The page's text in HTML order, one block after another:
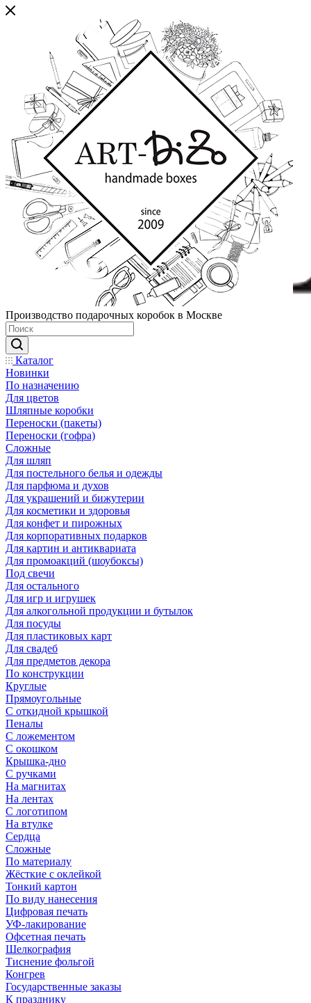
Производство подарочных коробок в Москве
Каталог
Новинки
По назначению
Для цветов
Шляпные коробки
Переноски (пакеты)
Переноски (гофра)
Сложные
Для шляп
Для постельного белья и одежды
Для парфюма и духов
Для украшений и бижутерии
Для косметики и здоровья
Для конфет и пирожных
Для корпоративных подарков
Для картин и антиквариата
Для промоакций (шоубоксы)
Под свечи
Для остального
Для игр и игрушек
Для алкогольной продукции и бутылок
Для посуды
Для пластиковых карт
Для свадеб
Для предметов декора
По конструкции
Круглые
Прямоугольные
С откидной крышкой
Пеналы
С ложементом
С окошком
Крышка-дно
С ручками
На магнитах
На лентах
С логотипом
На втулке
Сердца
Сложные
По материалу
Жёсткие с оклейкой
Тонкий картон
По виду нанесения
Цифровая печать
УФ-лакирование
Офсетная печать
Шелкография
Тиснение фольгой
Конгрев
Государственные заказы
К празднику